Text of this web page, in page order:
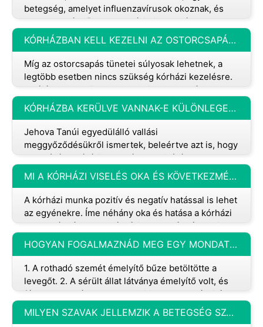
betegség, amelyet influenzavírusok okoznak, és
amelyek a légzőrendszert érintik, beleértve az
orrot, a torkot és a tüd
KÓRHÁZBAN KELL KEZELNI AZ OSTORCSAPÁS TÜNETEIT?
Míg az ostorcsapás tünetei súlyosak lehetnek, a
legtöbb esetben nincs szükség kórházi kezelésre.
Valójában a legtöbb ember, aki ostorcsapásos
sérülést szenved, teljesen f
KÓRHÁZBA KERÜLVE VANNAK-E KÜLÖNLEGES ELJÁRÁSOK JEHOVA TANÚI SZÁMÁRA?
Jehova Tanúi egyedülálló vallási
meggyőződésükről ismertek, beleértve azt is, hogy
elutasítják a vérátömlesztést. Ez kihívásokat
jelenthet az egészségügyi szakemberek szá
MI A KÓRHÁZI VISELÉS OKA ÉS KÖVETKEZMÉNYE?
A kórházi munka pozitív és negatív hatással is lehet
az egyénekre. Íme néhány oka és hatása a kórházi
munkavégzésnek: A kórházi munkavégzés okai: 1.
Az egészségügy irán
HOGYAN FOGALMAZNÁD MEG EGY MONDATBAN A BETEGESSÉGET?
1. A rothadó szemét émelyítő bűze betöltötte a
levegőt. 2. A sérült állat látványa émelyítő volt, és
félre kellett néznem. 3. A politikus hazugságai és
képmutatása bete
MILYEN SZAVAK JELLEMZIK A BETEGSÉG SZÓT?